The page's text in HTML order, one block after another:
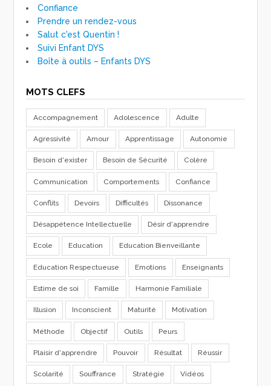
Confiance
Prendre un rendez-vous
Salut c'est Quentin !
Suivi Enfant DYS
Boîte à outils – Enfants DYS
MOTS CLEFS
Accompagnement Adolescence Adulte
Agressivité Amour Apprentissage Autonomie
Besoin d'exister Besoin de Sécurité Colère
Communication Comportements Confiance
Conflits Devoirs Difficultés Dissonance
Désappétence Intellectuelle Désir d'apprendre
Ecole Education Education Bienveillante
Education Respectueuse Emotions Enseignants
Estime de soi Famille Harmonie Familiale
Illusion Inconscient Maturité Motivation
Méthode Objectif Outils Peurs
Plaisir d'apprendre Pouvoir Résultat Réussir
Scolarité Souffrance Stratégie Vidéos